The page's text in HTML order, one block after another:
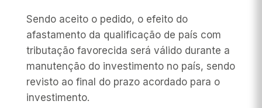
Sendo aceito o pedido, o efeito do
afastamento da qualificação de país com
tributação favorecida será válido durante a
manutenção do investimento no país, sendo
revisto ao final do prazo acordado para o
investimento.